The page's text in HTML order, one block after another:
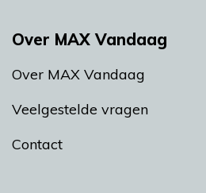
Over MAX Vandaag
Over MAX Vandaag
Veelgestelde vragen
Contact